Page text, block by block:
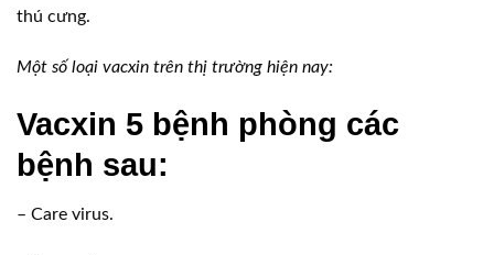
thú cưng.
Một số loại vacxin trên thị trường hiện nay:
Vacxin 5 bệnh phòng các
bệnh sau:
– Care virus.